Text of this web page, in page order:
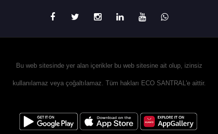
Bu web sitesinde yer alan içerikler bu web sitesine ait olup, izinsiz
kullanılamaz veya çoğaltılamaz. Tüm hakları ECO SANTRAL'e aittir.